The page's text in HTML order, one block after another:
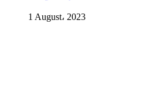
1 August، 2023